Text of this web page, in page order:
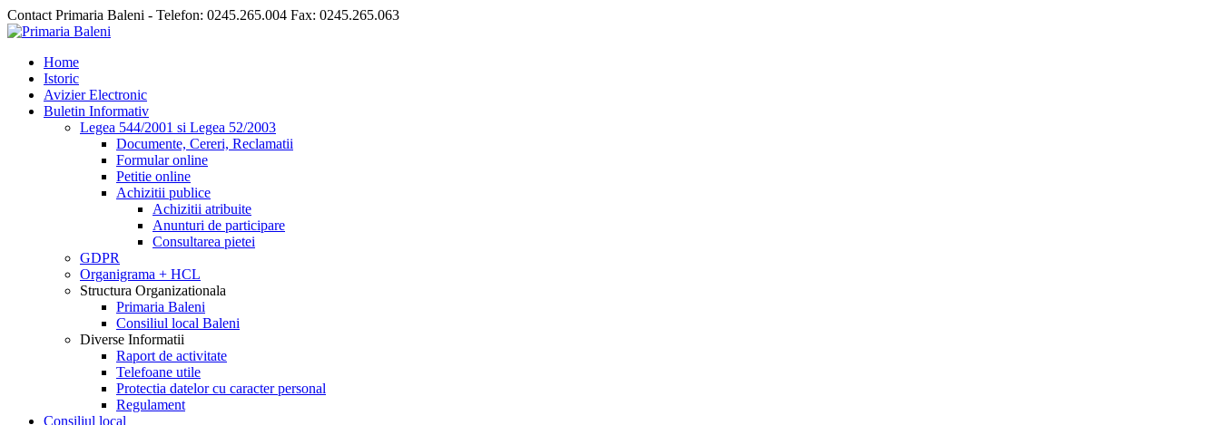
Contact Primaria Baleni - Telefon: 0245.265.004 Fax: 0245.265.063
Home
Istoric
Avizier Electronic
Buletin Informativ
Legea 544/2001 si Legea 52/2003
Documente, Cereri, Reclamatii
Formular online
Petitie online
Achizitii publice
Achizitii atribuite
Anunturi de participare
Consultarea pietei
GDPR
Organigrama + HCL
Structura Organizationala
Primaria Baleni
Consiliul local Baleni
Diverse Informatii
Raport de activitate
Telefoane utile
Protectia datelor cu caracter personal
Regulament
Consiliul local